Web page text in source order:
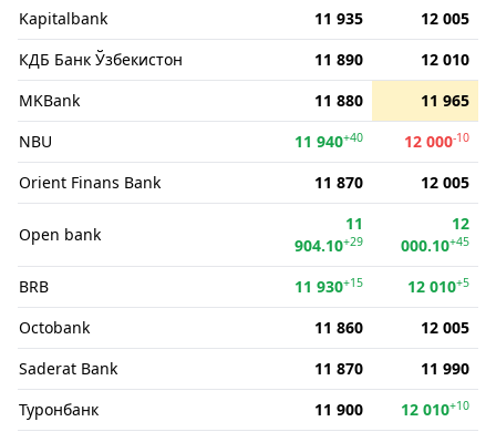
Kapitalbank 11 935
12 005
КДБ Банк Ўзбекистон
11 890
12 010
MKBank
11 880
11 965
NBU
11 940+40 12 000-10
Orient Finans Bank 11 870 12 005
Open bank
11
904.10+29
12
000.10+45
BRB 11 930+15 12 010+5
Octobank 11 860
12 005
Saderat Bank
11 870
11 990
Туронбанк
11 900 12 010+10